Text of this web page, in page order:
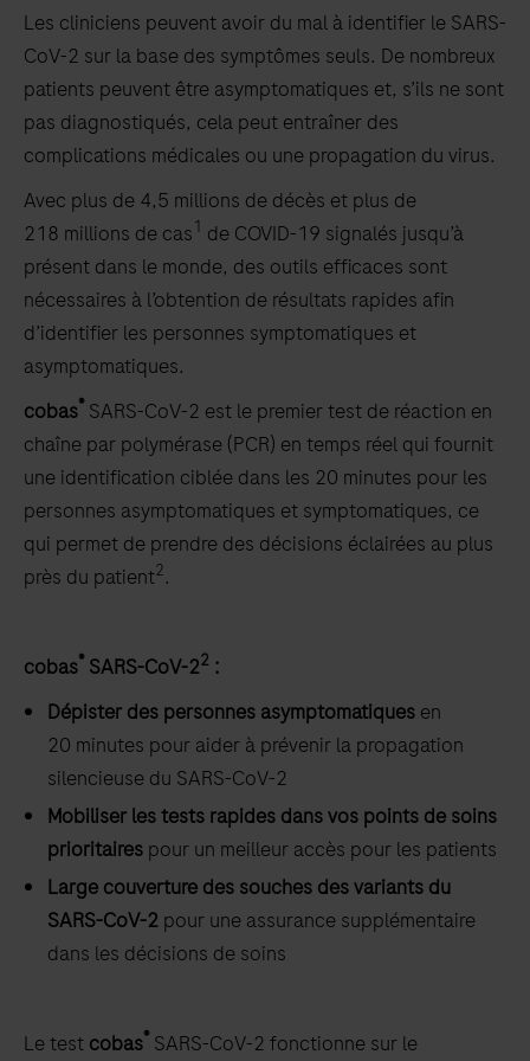
Les cliniciens peuvent avoir du mal à identifier le SARS-
CoV-2 sur la base des symptômes seuls. De nombreux
patients peuvent être asymptomatiques et, s’ils ne sont
pas diagnostiqués, cela peut entraîner des
complications médicales ou une propagation du virus.
Avec plus de 4,5 millions de décès et plus de
218 millions de cas1 de COVID-19 signalés jusqu’à
présent dans le monde, des outils efficaces sont
nécessaires à l’obtention de résultats rapides afin
d’identifier les personnes symptomatiques et
asymptomatiques.
cobas®SARS-CoV-2 est le premier test de réaction en
chaîne par polymérase (PCR) en temps réel qui fournit
une identification ciblée dans les 20 minutes pour les
personnes asymptomatiques et symptomatiques, ce
qui permet de prendre des décisions éclairées au plus
près du patient2.
cobas®SARS-CoV-22 :
Dépister des personnes asymptomatiques en
20 minutes pour aider à prévenir la propagation
silencieuse du SARS-CoV-2
Mobiliser les tests rapides dans vos points de soins
prioritaires pour un meilleur accès pour les patients
Large couverture des souches des variants du
SARS-CoV-2 pour une assurance supplémentaire
dans les décisions de soins
Le test cobas® SARS-CoV-2 fonctionne sur le